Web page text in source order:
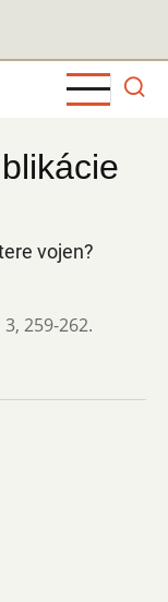
vojen?
3, 259-262.